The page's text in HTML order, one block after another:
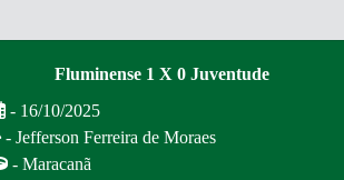
Fluminense 1 X 0 Juventude
- 16/10/2025
- Jefferson Ferreira de Moraes
- Maracanã